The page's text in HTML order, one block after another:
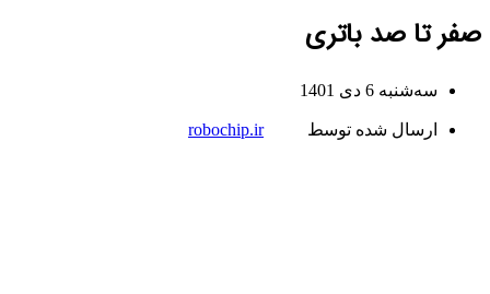
صفر تا صد باتری
سه‌شنبه 6 دی 1401
ارسال شده توسط robochip.ir